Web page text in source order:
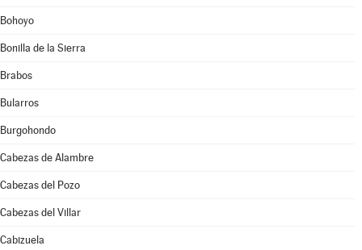
Bohoyo
Bonilla de la Sierra
Brabos
Bularros
Burgohondo
Cabezas de Alambre
Cabezas del Pozo
Cabezas del Villar
Cabizuela